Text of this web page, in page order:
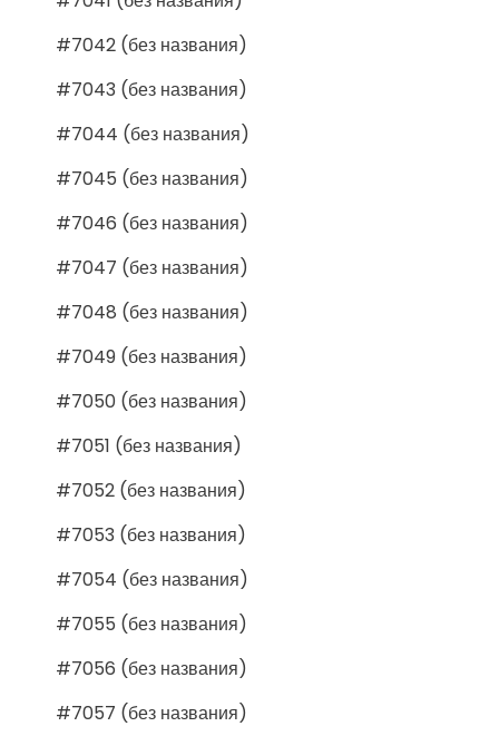
#7042 (без названия)
#7043 (без названия)
#7044 (без названия)
#7045 (без названия)
#7046 (без названия)
#7047 (без названия)
#7048 (без названия)
#7049 (без названия)
#7050 (без названия)
#7051 (без названия)
#7052 (без названия)
#7053 (без названия)
#7054 (без названия)
#7055 (без названия)
#7056 (без названия)
#7057 (без названия)